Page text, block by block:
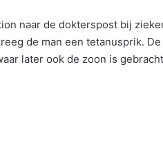
naar de dokterspost bij
de man een tetanusprik.
later ook de zoon is